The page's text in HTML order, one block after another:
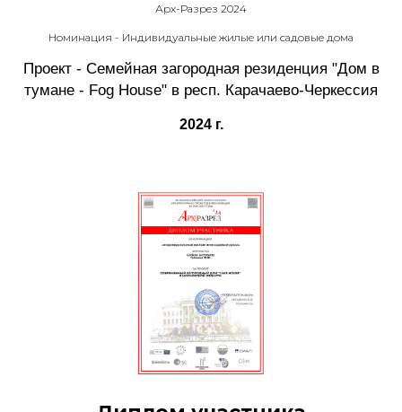
Арх-Разрез 2024
Номинация - Индивидуальные жилые или садовые дома
Проект - Семейная загородная резиденция "Дом в
тумане - Fog House" в респ. Карачаево-Черкессия
2024 г.